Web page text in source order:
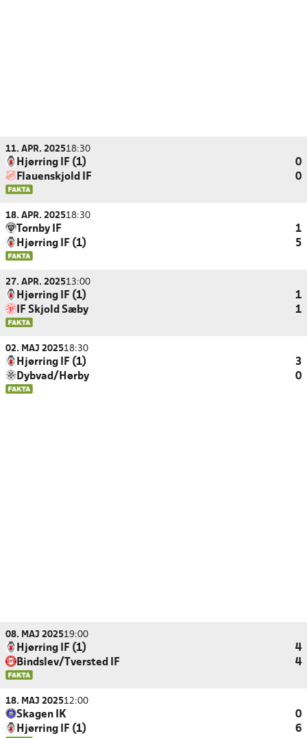
11. APR. 202518:30
Hjørring IF (1)
0
Flauenskjold IF
0
18. APR. 202518:30
Tornby IF
1
Hjørring IF (1)
5
27. APR. 202513:00
Hjørring IF (1)
1
IF Skjold Sæby
1
02. MAJ 202518:30
Hjørring IF (1)
3
Dybvad/Hørby
0
08. MAJ 202519:00
Hjørring IF (1)
4
Bindslev/Tversted IF
4
18. MAJ 202512:00
Skagen IK
0
Hjørring IF (1)
6